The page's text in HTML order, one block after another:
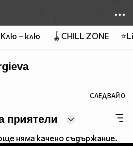
Клю – клю 🪀CHILL ZONE
СЛЕДВАЙ0
приятели
няма качено съдържание.